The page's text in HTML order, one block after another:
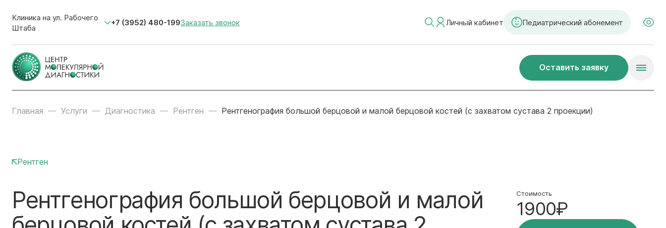
Клиника на ул. Рабочего
Штаба
+7 (3952) 480-199Заказать звонок Личный кабинет Педиатрический абонемент
Оставить заявку
Главная Услуги Диагностика Рентген Рентгенография большой берцовой и малой берцовой костей (с захватом сустава 2 проекции)
Рентген
Рентгенография большой берцовой и малой
Стоимость
1900₽